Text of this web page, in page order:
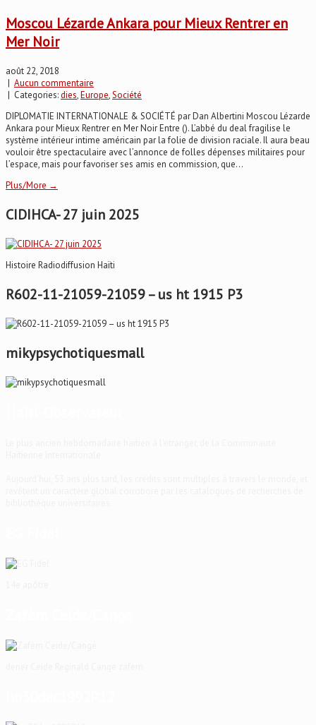
Moscou Lézarde Ankara pour Mieux Rentrer en
Mer Noir
août 22, 2018
| Aucun commentaire
| Categories:dies,Europe,Société
DIPLOMATIE INTERNATIONALE & SOCIÉTÉ par Dan Albertini Moscou Lézarde
Ankara pour Mieux Rentrer en Mer Noir Entre (). L’abbé du deal fragilise le
système intérieur intime américain par la folie de division raciale. Il aura beau
vouloir être spectaculaire avec l’annonce de folles dépenses militaires pour
l’espace, mais pour favoriser ses amis en commission, que...
Plus/More →
CIDIHCA- 27 juin 2025
Histoire Radiodiffusion Haïti
R602-11-21059-21059 – us ht 1915 P3
mikypsychotiquesmall